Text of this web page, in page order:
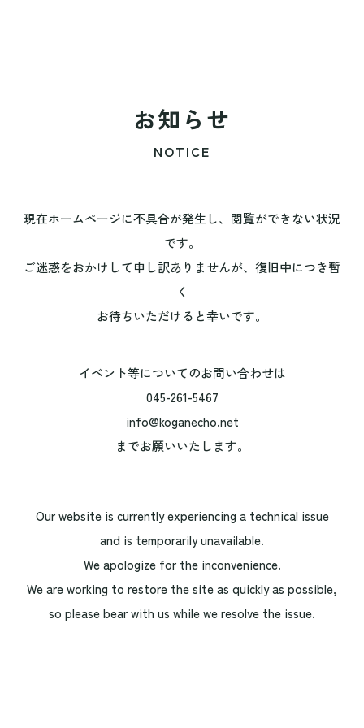
お知らせ
NOTICE
現在ホームページに不具合が発生し、閲覧ができない状況
です。
ご迷惑をおかけして申し訳ありませんが、復旧中につき暫
く
お待ちいただけると幸いです。
イベント等についてのお問い合わせは
045-261-5467
info@koganecho.net
までお願いいたします。
Our website is currently experiencing a technical issue
and is temporarily unavailable.
We apologize for the inconvenience.
We are working to restore the site as quickly as possible,
so please bear with us while we resolve the issue.